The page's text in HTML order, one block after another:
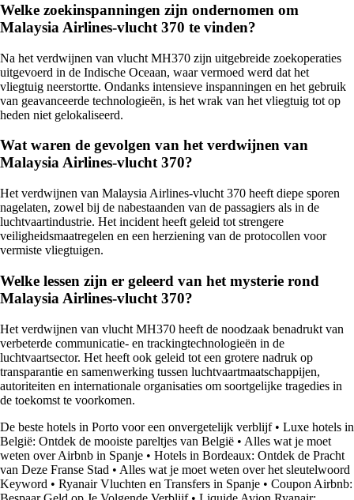
Welke zoekinspanningen zijn ondernomen om
Malaysia Airlines-vlucht 370 te vinden?
Na het verdwijnen van vlucht MH370 zijn uitgebreide zoekoperaties
uitgevoerd in de Indische Oceaan, waar vermoed werd dat het
vliegtuig neerstortte. Ondanks intensieve inspanningen en het gebruik
van geavanceerde technologieën, is het wrak van het vliegtuig tot op
heden niet gelokaliseerd.
Wat waren de gevolgen van het verdwijnen van
Malaysia Airlines-vlucht 370?
Het verdwijnen van Malaysia Airlines-vlucht 370 heeft diepe sporen
nagelaten, zowel bij de nabestaanden van de passagiers als in de
luchtvaartindustrie. Het incident heeft geleid tot strengere
veiligheidsmaatregelen en een herziening van de protocollen voor
vermiste vliegtuigen.
Welke lessen zijn er geleerd van het mysterie rond
Malaysia Airlines-vlucht 370?
Het verdwijnen van vlucht MH370 heeft de noodzaak benadrukt van
verbeterde communicatie- en trackingtechnologieën in de
luchtvaartsector. Het heeft ook geleid tot een grotere nadruk op
transparantie en samenwerking tussen luchtvaartmaatschappijen,
autoriteiten en internationale organisaties om soortgelijke tragedies in
de toekomst te voorkomen.
De beste hotels in Porto voor een onvergetelijk verblijf• Luxe hotels in
België: Ontdek de mooiste pareltjes van België • Alles wat je moet
weten over Airbnb in Spanje • Hotels in Bordeaux: Ontdek de Pracht
van Deze Franse Stad • Alles wat je moet weten over het sleutelwoord
Keyword • Ryanair Vluchten en Transfers in Spanje • Coupon Airbnb: